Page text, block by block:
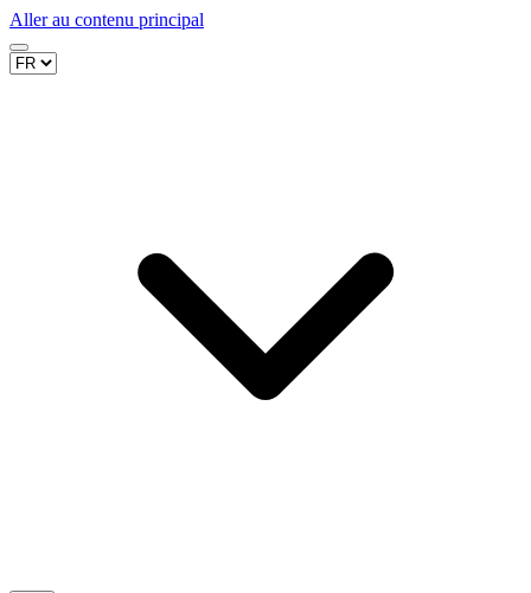
Aller au contenu principal